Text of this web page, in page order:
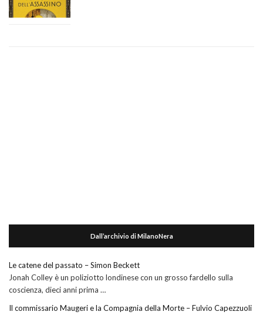
Dall’archivio di MilanoNera
Le catene del passato – Simon Beckett
Jonah Colley è un poliziotto londinese con un grosso fardello sulla
coscienza, dieci anni prima …
Il commissario Maugeri e la Compagnia della Morte – Fulvio Capezzuoli